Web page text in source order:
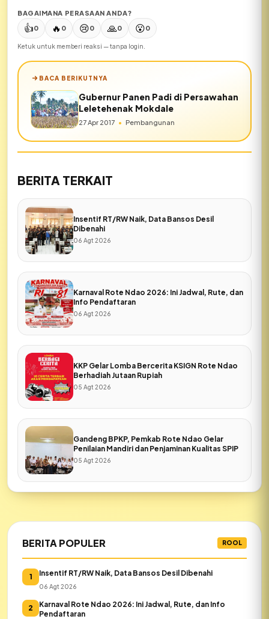
BAGAIMANA PERASAAN ANDA?
👍0 🔥 0 😢0 🙏0 😮0
Ketuk untuk memberi reaksi — tanpa login.
BACA BERIKUTNYA
Gubernur Panen Padi di Persawahan
Leletehenak Mokdale
27 Apr 2017 • Pembangunan
BERITA TERKAIT
Insentif RT/RW Naik, Data Bansos Desil
Dibenahi
06 Agt 2026
Karnaval Rote Ndao 2026: Ini Jadwal, Rute, dan
Info Pendaftaran
06 Agt 2026
KKP Gelar Lomba Bercerita KSIGN Rote Ndao
Berhadiah Jutaan Rupiah
05 Agt 2026
Gandeng BPKP, Pemkab Rote Ndao Gelar
Penilaian Mandiri dan Penjaminan Kualitas SPIP
05 Agt 2026
BERITA POPULER ROOL
1 Insentif RT/RW Naik, Data Bansos Desil Dibenahi
06 Agt 2026
2
Karnaval Rote Ndao 2026: Ini Jadwal, Rute, dan Info
Pendaftaran